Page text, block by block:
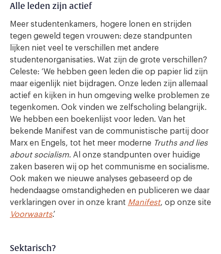
Alle leden zijn actief
Meer studentenkamers, hogere lonen en strijden
tegen geweld tegen vrouwen: deze standpunten
lijken niet veel te verschillen met andere
studentenorganisaties. Wat zijn de grote verschillen?
Celeste: ‘We hebben geen leden die op papier lid zijn
maar eigenlijk niet bijdragen. Onze leden zijn allemaal
actief en kijken in hun omgeving welke problemen ze
tegenkomen. Ook vinden we zelfscholing belangrijk.
We hebben een boekenlijst voor leden. Van het
bekende Manifest van de communistische partij door
Marx en Engels, tot het meer moderne Truths and lies
about socialism. Al onze standpunten over huidige
zaken baseren wij op het communisme en socialisme.
Ook maken we nieuwe analyses gebaseerd op de
hedendaagse omstandigheden en publiceren we daar
verklaringen over in onze krant Manifest, op onze site
Voorwaarts.’
Sektarisch?